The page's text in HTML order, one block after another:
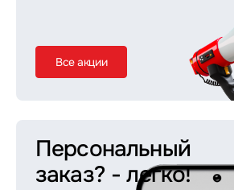
Все акции
Персональный
заказ? - легко!